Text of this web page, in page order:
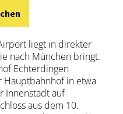
liegt in direkter
nach München bringt.
Echterdingen
Hauptbahnhof in etwa
Innenstadt auf
aus dem 10.